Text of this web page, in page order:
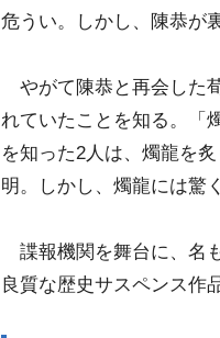
危うい。しかし、陳恭が
がて陳恭と再会した荀
れていたことを知る。「
を知った2人は、燭龍を
明。しかし、燭龍には驚
諜報機関を舞台に、名
良質な歴史サスペンス作